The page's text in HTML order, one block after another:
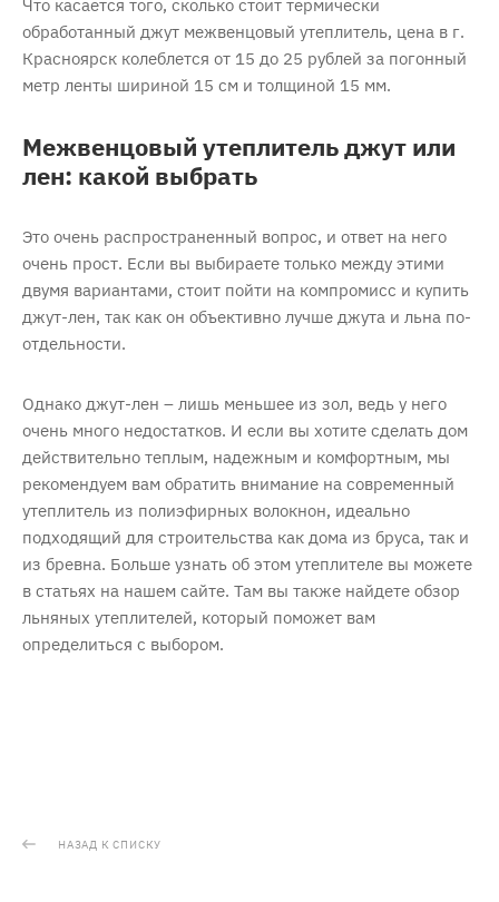
Что касается того, сколько стоит термически
обработанный джут межвенцовый утеплитель, цена в г.
Красноярск колеблется от 15 до 25 рублей за погонный
метр ленты шириной 15 см и толщиной 15 мм.
Межвенцовый утеплитель джут или
лен: какой выбрать
Это очень распространенный вопрос, и ответ на него
очень прост. Если вы выбираете только между этими
двумя вариантами, стоит пойти на компромисс и купить
джут-лен, так как он объективно лучше джута и льна по-
отдельности.
Однако джут-лен – лишь меньшее из зол, ведь у него
очень много недостатков. И если вы хотите сделать дом
действительно теплым, надежным и комфортным, мы
рекомендуем вам обратить внимание на современный
утеплитель из полиэфирных волокнон, идеально
подходящий для строительства как дома из бруса, так и
из бревна. Больше узнать об этом утеплителе вы можете
в статьях на нашем сайте. Там вы также найдете обзор
льняных утеплителей, который поможет вам
определиться с выбором.
НАЗАД К СПИСКУ